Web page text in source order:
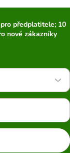
předplatitele; 10
nové zákazníky